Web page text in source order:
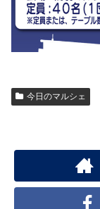
今日のマルシェ